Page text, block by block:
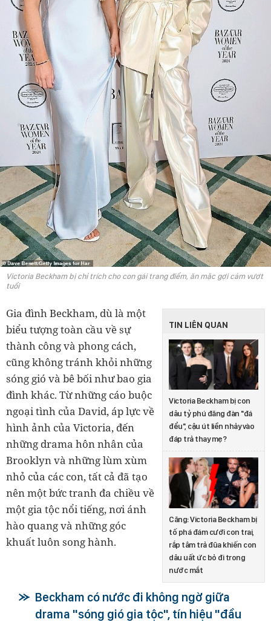
Victoria Beckham bị chỉ trích cho con gái trang điểm, ăn mặc gợi cảm vượt
tuổi
TIN LIÊN QUAN
Victoria Beckham bị con
dâu tỷ phú đăng đàn "đá
đểu", cậu út liền nhảy vào
đáp trả thay mẹ?
Căng: Victoria Beckham bị
tố phá đám cưới con trai,
rắp tâm trả đũa khiến con
dâu uất ức bỏ đi trong
nước mắt
Gia đình Beckham, dù là một
biểu tượng toàn cầu về sự
thành công và phong cách,
cũng không tránh khỏi những
sóng gió và bê bối như bao gia
đình khác. Từ những cáo buộc
ngoại tình của David, áp lực về
hình ảnh của Victoria, đến
những drama hôn nhân của
Brooklyn và những lùm xùm
nhỏ của các con, tất cả đã tạo
nên một bức tranh đa chiều về
một gia tộc nổi tiếng, nơi ánh
hào quang và những góc
khuất luôn song hành.
Beckham có nước đi không ngờ giữa
drama "sóng gió gia tộc", tín hiệu "đầu